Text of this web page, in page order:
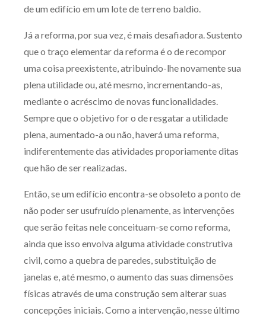
de um edifício em um lote de terreno baldio.
Já a reforma, por sua vez, é mais desafiadora. Sustento
que o traço elementar da reforma é o de recompor
uma coisa preexistente, atribuindo-lhe novamente sua
plena utilidade ou, até mesmo, incrementando-as,
mediante o acréscimo de novas funcionalidades.
Sempre que o objetivo for o de resgatar a utilidade
plena, aumentado-a ou não, haverá uma reforma,
indiferentemente das atividades proporiamente ditas
que hão de ser realizadas.
Então, se um edifício encontra-se obsoleto a ponto de
não poder ser usufruído plenamente, as intervenções
que serão feitas nele conceituam-se como reforma,
ainda que isso envolva alguma atividade construtiva
civil, como a quebra de paredes, substituição de
janelas e, até mesmo, o aumento das suas dimensões
físicas através de uma construção sem alterar suas
concepções iniciais. Como a intervenção, nesse último